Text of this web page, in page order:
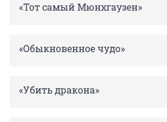
«Тот самый Мюнхгаузен»
«Обыкновенное чудо»
«Убить дракона»